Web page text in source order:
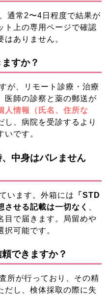
通常2〜4日程度で結果が
ト上の専用ページで確認
ありません。
すか？
が、リモート診療・治療
医師の診察と薬の郵送が
人情報（氏名、住所な
し、病院を受診するより
いです。
中身はバレません
います。外箱には
「STD
させる記載は一切なく
目で届きます。局留めや
可能です。
できますか？
所が行っており、その精
だし、検体採取の際に失